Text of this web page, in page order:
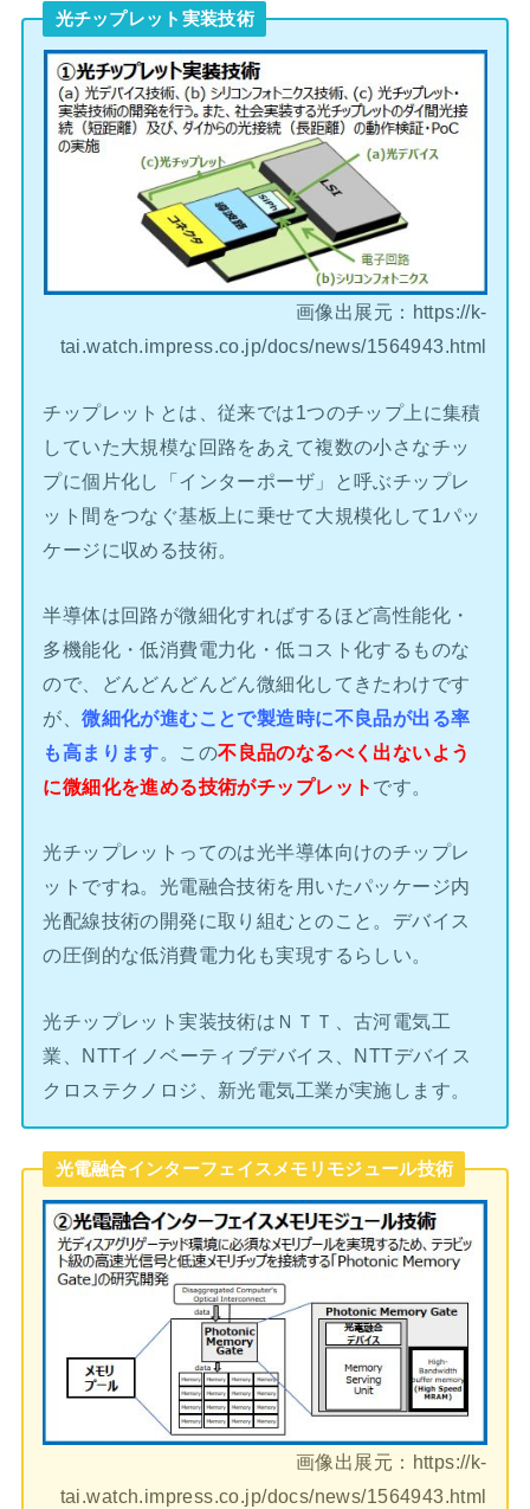
光チップレット実装技術
画像出展元：https://k-
tai.watch.impress.co.jp/docs/news/1564943.html
チップレットとは、従来では1つのチップ上に集積
していた大規模な回路をあえて複数の小さなチッ
プに個片化し「インターポーザ」と呼ぶチップレ
ット間をつなぐ基板上に乗せて大規模化して1パッ
ケージに収める技術。
半導体は回路が微細化すればするほど高性能化・
多機能化・低消費電力化・低コスト化するものな
ので、どんどんどんどん微細化してきたわけです
が、微細化が進むことで製造時に不良品が出る率
も高まります。この不良品のなるべく出ないよう
に微細化を進める技術がチップレット です。
光チップレットってのは光半導体向けのチップレ
ットですね。光電融合技術を用いたパッケージ内
光配線技術の開発に取り組むとのこと。デバイス
の圧倒的な低消費電力化も実現するらしい。
光チップレット実装技術はＮＴＴ、古河電気工
業、NTTイノベーティブデバイス、NTTデバイス
クロステクノロジ、新光電気工業が実施します。
光電融合インターフェイスメモリモジュール技術
画像出展元：https://k-
tai.watch.impress.co.jp/docs/news/1564943.html